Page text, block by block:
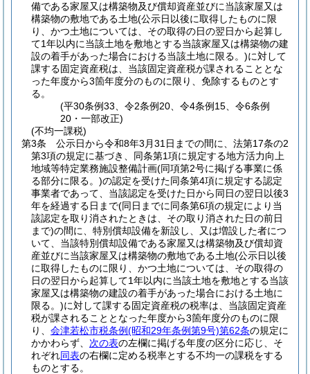
備である家屋又は構築物及び償却資産並びに当該家屋又は
構築物の敷地である土地(公示日以後に取得したものに限
り、かつ土地については、その取得の日の翌日から起算し
て1年以内に当該土地を敷地とする当該家屋又は構築物の建
設の着手があった場合における当該土地に限る。)に対して
課する固定資産税は、当該固定資産税が課されることとな
った年度から3箇年度分のものに限り、免除するものとす
る。
(平30条例33、令2条例20、令4条例15、令6条例
20・一部改正)
(不均一課税)
第3条
公示日から令和8年3月31日までの間に、法第17条の2
第3項の規定に基づき、同条第1項に規定する地方活力向上
地域等特定業務施設整備計画(同項第2号に掲げる事業に係
る部分に限る。)の認定を受けた同条第4項に規定する認定
事業者であって、当該認定を受けた日から同日の翌日以後3
年を経過する日まで(同日までに同条第6項の規定により当
該認定を取り消されたときは、その取り消された日の前日
まで)の間に、特別償却設備を新設し、又は増設した者につ
いて、当該特別償却設備である家屋又は構築物及び償却資
産並びに当該家屋又は構築物の敷地である土地(公示日以後
に取得したものに限り、かつ土地については、その取得の
日の翌日から起算して1年以内に当該土地を敷地とする当該
家屋又は構築物の建設の着手があった場合における土地に
限る。)に対して課する固定資産税の税率は、当該固定資産
税が課されることとなった年度から3箇年度分のものに限
り、 会津若松市税条例(昭和29年条例第9号)第62条の規定に
かかわらず、 次の表の左欄に掲げる年度の区分に応じ、そ
れぞれ同表の右欄に定める税率とする不均一の課税をする
ものとする。